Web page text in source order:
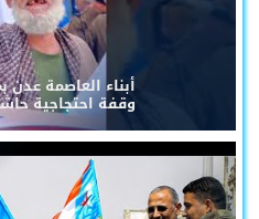
أبناء العاصمة
وقفة احتجاجية